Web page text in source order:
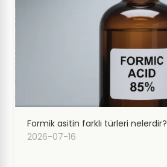
Formik asitin farklı türleri nelerdir?
2026-07-16